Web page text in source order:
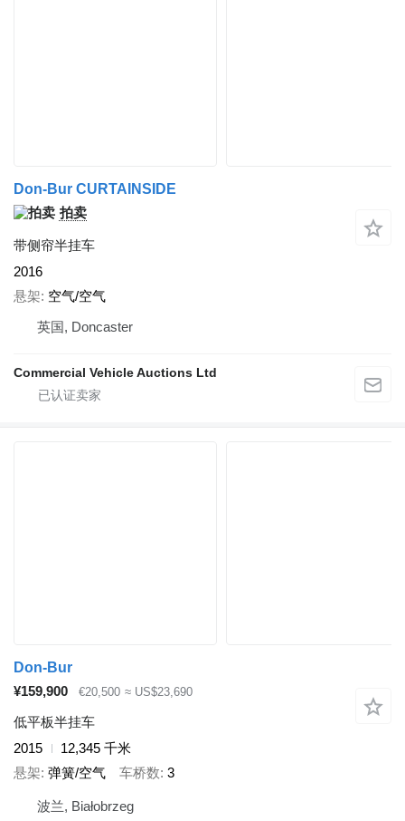
Don-Bur CURTAINSIDE
拍卖
带侧帘半挂车
2016
悬架 空气/空气
英国, Doncaster
Commercial Vehicle Auctions Ltd
Don-Bur
¥159,900
€20,500 ≈ US$23,690
低平板半挂车
2015
12,345 千米
悬架 弹簧/空气 车桥数 3
波兰, Białobrzeg